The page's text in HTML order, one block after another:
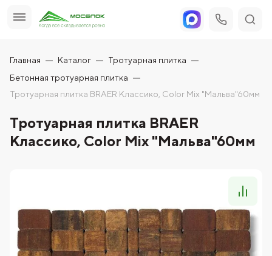
Главная Каталог
Тротуарная плитка
Бетонная тротуарная плитка
Тротуарная плитка BRAER Классико, Color Mix "Мальва"60мм
Тротуарная плитка BRAER
Классико, Color Mix "Мальва"60мм